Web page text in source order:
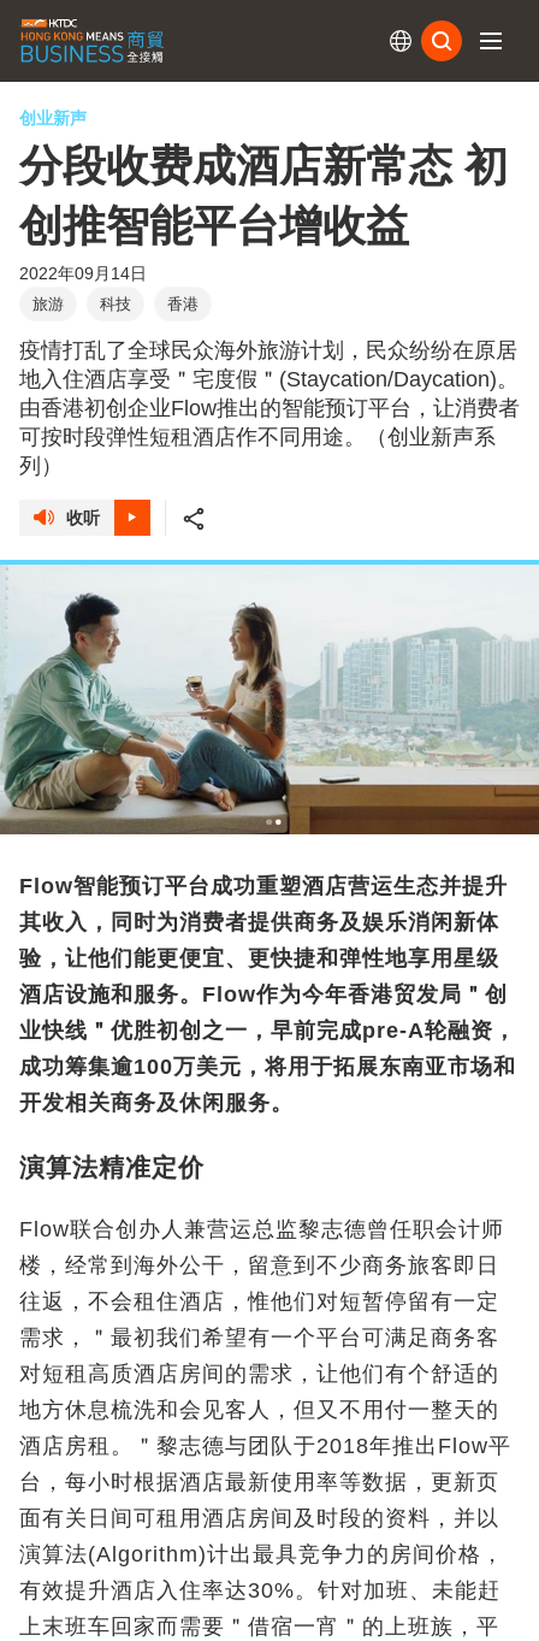
创业新声
分段收费成酒店新常态 初
创推智能平台增收益
2022年09月14日
旅游 科技 香港
疫情打乱了全球民众海外旅游计划，民众纷纷在原居
地入住酒店享受＂宅度假＂(Staycation/Daycation)。
由香港初创企业Flow推出的智能预订平台，让消费者
可按时段弹性短租酒店作不同用途。（创业新声系
列）
收听
Flow智能预订平台成功重塑酒店营运生态并提升
其收入，同时为消费者提供商务及娱乐消闲新体
验，让他们能更便宜、更快捷和弹性地享用星级
酒店设施和服务。Flow作为今年香港贸发局＂创
业快线＂优胜初创之一，早前完成pre-A轮融资，
成功筹集逾100万美元，将用于拓展东南亚市场和
开发相关商务及休闲服务。
演算法精准定价
Flow联合创办人兼营运总监黎志德曾任职会计师
楼，经常到海外公干，留意到不少商务旅客即日
往返，不会租住酒店，惟他们对短暂停留有一定
需求，＂最初我们希望有一个平台可满足商务客
对短租高质酒店房间的需求，让他们有个舒适的
地方休息梳洗和会见客人，但又不用付一整天的
酒店房租。＂黎志德与团队于2018年推出Flow平
台，每小时根据酒店最新使用率等数据，更新页
面有关日间可租用酒店房间及时段的资料，并以
演算法(Algorithm)计出最具竞争力的房间价格，
有效提升酒店入住率达30%。针对加班、未能赶
上末班车回家而需要＂借宿一宵＂的上班族，平